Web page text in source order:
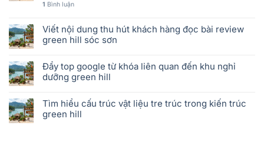
1 Bình luận
Viết nội dung thu hút khách hàng đọc bài review
green hill sóc sơn
Đẩy top google từ khóa liên quan đến khu nghỉ
dưỡng green hill
Tìm hiểu cấu trúc vật liệu tre trúc trong kiến trúc
green hill